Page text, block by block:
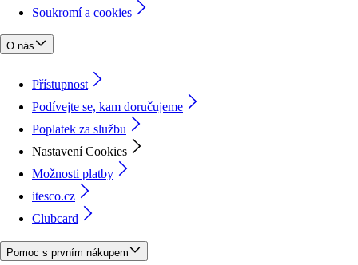
Soukromí a cookies
O nás
Přístupnost
Podívejte se, kam doručujeme
Poplatek za službu
Nastavení Cookies
Možnosti platby
itesco.cz
Clubcard
Pomoc s prvním nákupem